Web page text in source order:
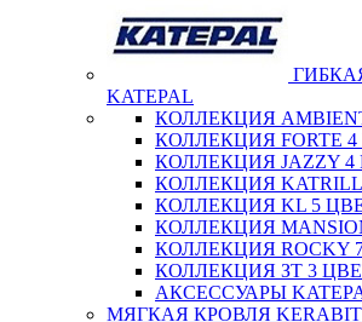
KATEPAL
КОЛЛЕКЦИЯ
КОЛЛЕКЦИЯ FORTE
КОЛЛЕКЦИЯ JAZZY 4
КОЛЛЕКЦИЯ
КОЛЛЕКЦИЯ KL 5
КОЛЛЕКЦИЯ
КОЛЛЕКЦИЯ ROCKY
КОЛЛЕКЦИЯ ЗТ 3
АКСЕССУАРЫ
МЯГКАЯ КРОВЛЯ KERABIT